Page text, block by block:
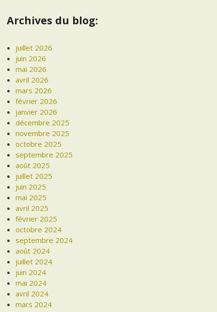
Archives du blog:
juillet 2026
juin 2026
mai 2026
avril 2026
mars 2026
février 2026
janvier 2026
décembre 2025
novembre 2025
octobre 2025
septembre 2025
août 2025
juillet 2025
juin 2025
mai 2025
avril 2025
février 2025
octobre 2024
septembre 2024
août 2024
juillet 2024
juin 2024
mai 2024
avril 2024
mars 2024